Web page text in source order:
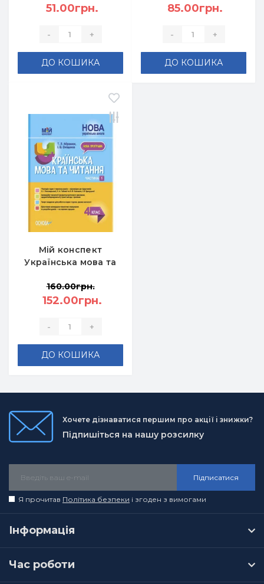
Пономарьова К.І.
51.00грн.
- +
ДО КОШИКА
Пономарьова К.І.
85.00грн.
- +
ДО КОШИКА
Мій конспект
Українська мова та
Частина 1 (за
підручн.
Гайова Л) - Т. Л.
Оніщенко
160.00грн.
152.00грн.
- +
ДО КОШИКА
Хочете дізнаватися першим про акції і знижки?
Підпишіться на нашу розсилку
Підписатися
Я прочитав Політика безпеки і згоден з вимогами
Інформація
Час роботи